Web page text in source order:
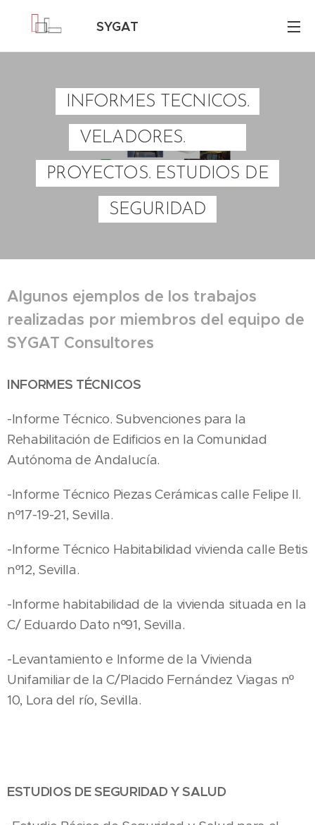
SYGAT
INFORMES TECNICOS.
VELADORES.
PROYECTOS. ESTUDIOS DE
SEGURIDAD
Algunos ejemplos de los trabajos
realizadas por miembros del equipo de
SYGAT Consultores
INFORMES TÉCNICOS
-Informe Técnico. Subvenciones para la
Rehabilitación de Edificios en la Comunidad
Autónoma de Andalucía.
-Informe Técnico Piezas Cerámicas calle Felipe II.
nº17-19-21, Sevilla.
-Informe Técnico Habitabilidad vivienda calle Betis
nº12, Sevilla.
-Informe habitabilidad de la vivienda situada en la
C/ Eduardo Dato nº91, Sevilla.
-Levantamiento e Informe de la Vivienda
Unifamiliar de la C/Placido Fernández Viagas nº
10, Lora del río, Sevilla.
ESTUDIOS DE SEGURIDAD Y SALUD